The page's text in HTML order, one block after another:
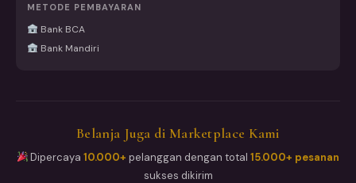
METODE PEMBAYARAN
Bank BCA
Bank Mandiri
Belanja Juga di Marketplace Kami
Dipercaya10.000+ pelanggan dengan total15.000+ pesanan
sukses dikirim